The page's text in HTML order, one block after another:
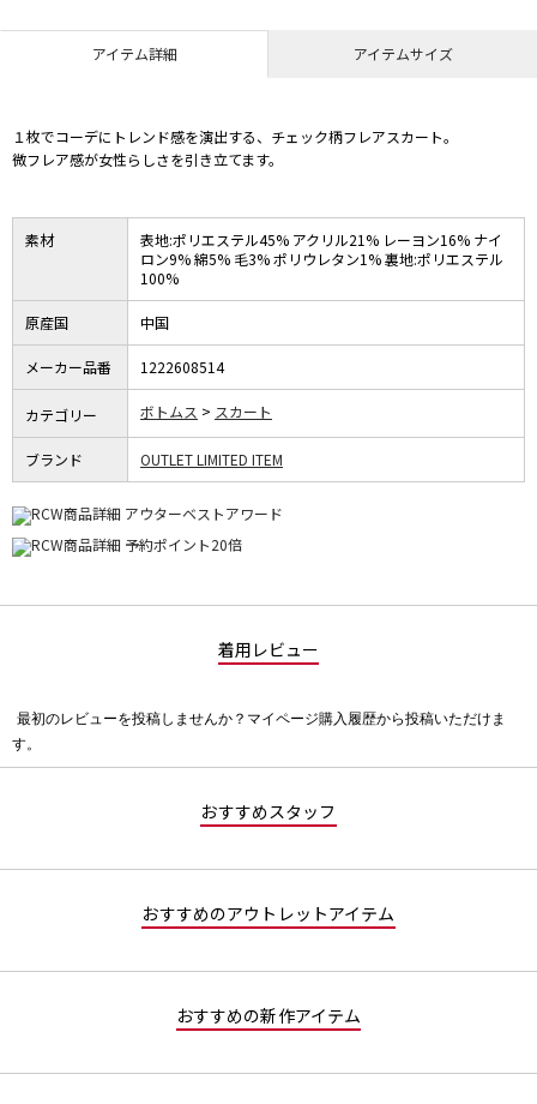
アイテム詳細 アイテムサイズ
１枚でコーデにトレンド感を演出する、チェック柄フレアスカート。
微フレア感が女性らしさを引き立てます。
素材
表地:ポリエステル45% アクリル21% レーヨン16% ナイ
ロン9% 綿5% 毛3% ポリウレタン1% 裏地:ポリエステル
100%
原産国 中国
メーカー品番 1222608514
カテゴリー ボトムス スカート
ブランド OUTLET LIMITED ITEM
着用レビュー
価
最初のレビューを投稿しませんか？マイページ購入履歴から投稿いただけま
す。
おすすめスタッフ
おすすめのアウトレットアイテム
おすすめの新作アイテム